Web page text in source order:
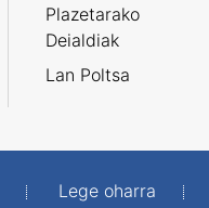
Plazetarako
Deialdiak
Lan Poltsa
Lege oharra